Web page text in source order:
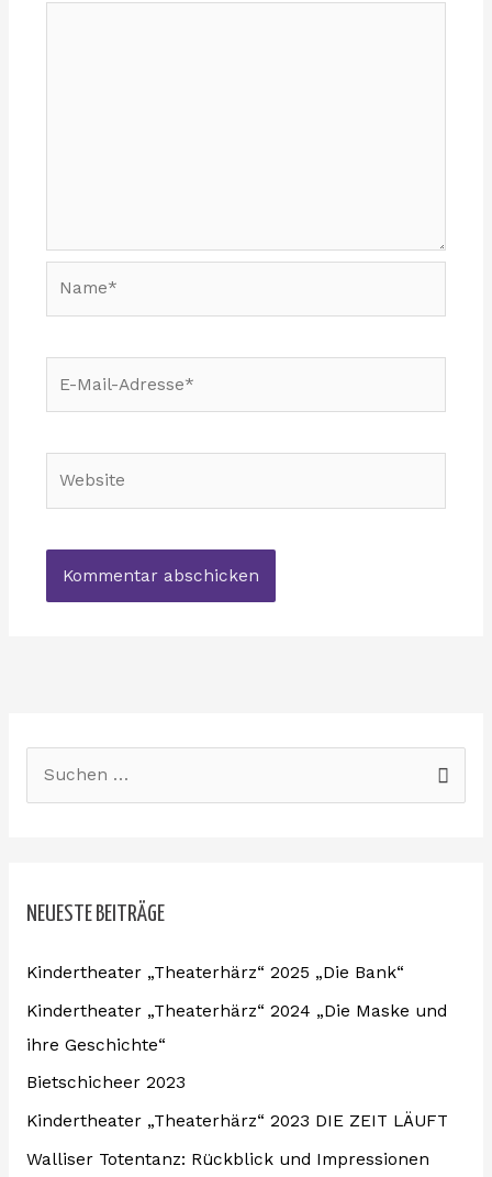
Mail-
e
n
a
c
h
:
NEUESTE BEITRÄGE
Kindertheater „Theaterhärz“ 2025 „Die Bank“
Kindertheater „Theaterhärz“ 2024 „Die Maske und
ihre Geschichte“
Bietschicheer 2023
Kindertheater „Theaterhärz“ 2023 DIE ZEIT LÄUFT
Walliser Totentanz: Rückblick und Impressionen